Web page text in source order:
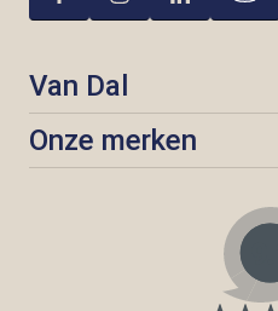
Van Dal
Onze merken